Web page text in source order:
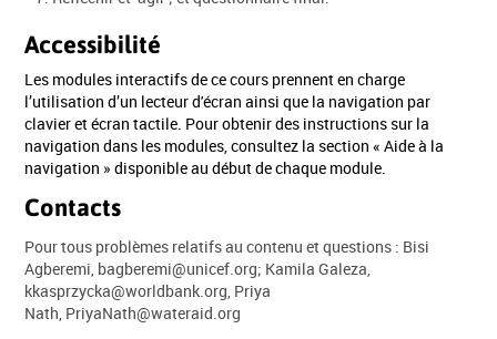
Accessibilité
Les modules interactifs de ce cours prennent en charge
l’utilisation d’un lecteur d'écran ainsi que la navigation par
clavier et écran tactile. Pour obtenir des instructions sur la
navigation dans les modules, consultez la section « Aide à la
navigation » disponible au début de chaque module.
Contacts
Pour tous problèmes relatifs au contenu et questions : Bisi
Agberemi, bagberemi@unicef.org; Kamila Galeza,
kkasprzycka@worldbank.org, Priya
Nath, PriyaNath@wateraid.org